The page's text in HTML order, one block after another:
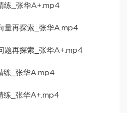
练_张华A+.mp4
量再探索_张华A.mp4
题再探索_张华A+.mp4
练_张华A.mp4
练_张华A+.mp4